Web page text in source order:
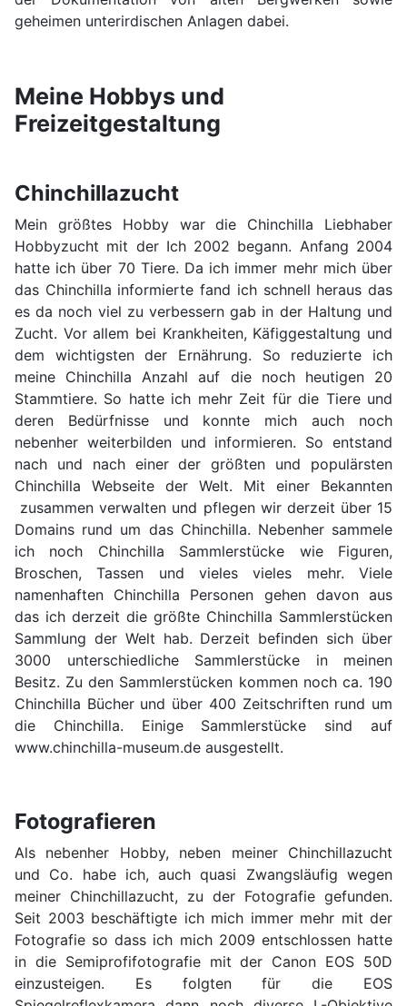
geheimen unterirdischen Anlagen dabei.
Meine Hobbys und
Freizeitgestaltung
Chinchillazucht
Mein größtes Hobby war die Chinchilla Liebhaber
Hobbyzucht mit der Ich 2002 begann. Anfang 2004
hatte ich über 70 Tiere. Da ich immer mehr mich über
das Chinchilla informierte fand ich schnell heraus das
es da noch viel zu verbessern gab in der Haltung und
Zucht. Vor allem bei Krankheiten, Käfiggestaltung und
dem wichtigsten der Ernährung. So reduzierte ich
meine Chinchilla Anzahl auf die noch heutigen 20
Stammtiere. So hatte ich mehr Zeit für die Tiere und
deren Bedürfnisse und konnte mich auch noch
nebenher weiterbilden und informieren. So entstand
nach und nach einer der größten und populärsten
Chinchilla Webseite der Welt. Mit einer Bekannten
zusammen verwalten und pflegen wir derzeit über 15
Domains rund um das Chinchilla. Nebenher sammele
ich noch Chinchilla Sammlerstücke wie Figuren,
Broschen, Tassen und vieles vieles mehr. Viele
namenhaften Chinchilla Personen gehen davon aus
das ich derzeit die größte Chinchilla Sammlerstücken
Sammlung der Welt hab. Derzeit befinden sich über
3000 unterschiedliche Sammlerstücke in meinen
Besitz. Zu den Sammlerstücken kommen noch ca. 190
Chinchilla Bücher und über 400 Zeitschriften rund um
die Chinchilla. Einige Sammlerstücke sind auf
www.chinchilla-museum.de ausgestellt.
Fotografieren
Als nebenher Hobby, neben meiner Chinchillazucht
und Co. habe ich, auch quasi Zwangsläufig wegen
meiner Chinchillazucht, zu der Fotografie gefunden.
Seit 2003 beschäftigte ich mich immer mehr mit der
Fotografie so dass ich mich 2009 entschlossen hatte
in die Semiprofifotografie mit der Canon EOS 50D
einzusteigen. Es folgten für die EOS